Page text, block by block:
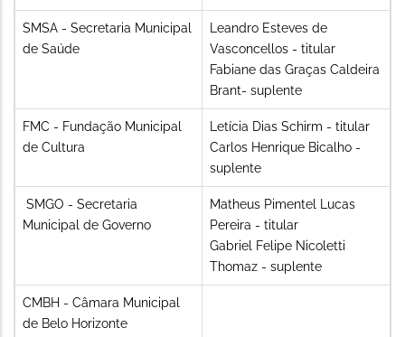
SMSA - Secretaria Municipal
de Saúde
Leandro Esteves de
Vasconcellos - titular
Fabiane das Graças Caldeira
Brant- suplente
FMC - Fundação Municipal
de Cultura
Letícia Dias Schirm - titular
Carlos Henrique Bicalho -
suplente
SMGO - Secretaria
Municipal de Governo
Matheus Pimentel Lucas
Pereira - titular
Gabriel Felipe Nicoletti
Thomaz - suplente
CMBH - Câmara Municipal
de Belo Horizonte